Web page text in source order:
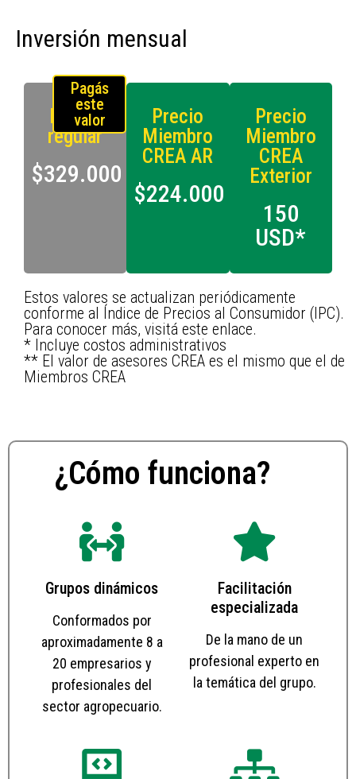
Inversión mensual
Pagás
este
valor
Precio
regular
$329.000
Precio
Miembro
CREA AR
$224.000
Precio
Miembro
CREA
Exterior
150
USD*
Estos valores se actualizan periódicamente
conforme al Índice de Precios al Consumidor (IPC).
Para conocer más, visitá este enlace.
* Incluye costos administrativos
** El valor de asesores CREA es el mismo que el de
Miembros CREA
¿Cómo funciona?
Grupos dinámicos
Conformados por
aproximadamente 8 a
20 empresarios y
profesionales del
sector agropecuario.
Facilitación
especializada
De la mano de un
profesional experto en
la temática del grupo.